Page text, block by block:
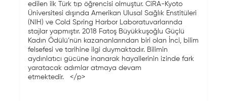
edilen ilk Türk tıp öğrencisi olmuştur. CiRA-Kyoto
Üniversitesi dışında Amerikan Ulusal Sağlık Enstitüleri
(NIH) ve Cold Spring Harbor Laboratuvarlarında
stajlar yapmıştır. 2018 Fatoş Büyükkuşoğlu Güçlü
Kadın Ödülü’nün kazananlarından biri olan İnci, bilim
felsefesi ve tarihine ilgi duymaktadır. Bilimin
aydınlatıcı gücüne inanarak hayallerinin izinde fark
yaratacak adımlar atmaya devam
etmektedir. </p>